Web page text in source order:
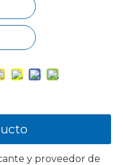
y proveedor de